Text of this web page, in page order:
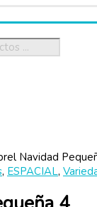
Navidad
, ESPACIAL,